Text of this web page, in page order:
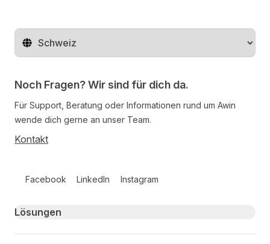
Region ändern
Noch Fragen? Wir sind für dich da.
Für Support, Beratung oder Informationen rund um Awin
wende dich gerne an unser Team.
Kontakt
Facebook LinkedIn Instagram
Primary footer navigation
Lösungen